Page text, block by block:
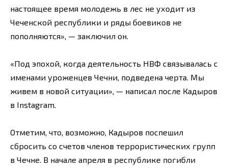
настоящее время молодежь в лес не уходит из
Чеченской республики и ряды боевиков не
пополняются», — заключил он.
«Под эпохой, когда деятельность НВФ связывалась с
именами уроженцев Чечни, подведена черта. Мы
живем в новой ситуации», — написал после Кадыров
в Instagram.
Отметим, что, возможно, Кадыров поспешил
сбросить со счетов членов террористических групп
в Чечне. В начале апреля в республике погибли